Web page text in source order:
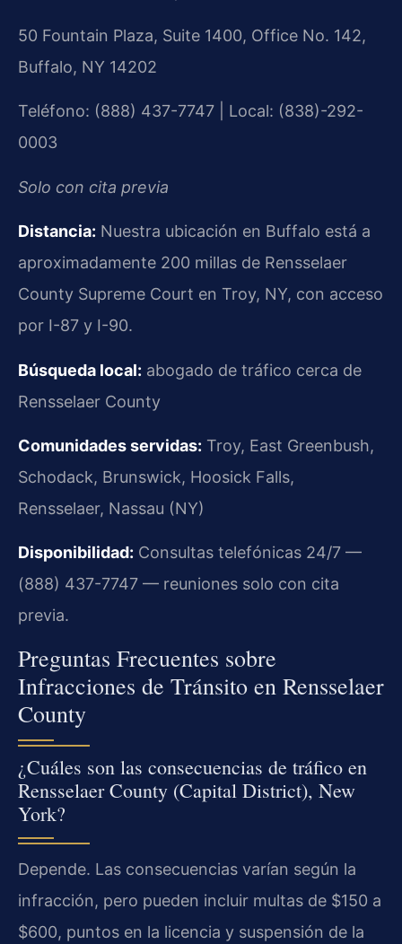
50 Fountain Plaza, Suite 1400, Office No. 142,
Buffalo, NY 14202
Teléfono: (888) 437-7747 | Local: (838)-292-
0003
Solo con cita previa
Distancia: Nuestra ubicación en Buffalo está a
aproximadamente 200 millas de Rensselaer
County Supreme Court en Troy, NY, con acceso
por I-87 y I-90.
Búsqueda local: abogado de tráfico cerca de
Rensselaer County
Comunidades servidas: Troy, East Greenbush,
Schodack, Brunswick, Hoosick Falls,
Rensselaer, Nassau (NY)
Disponibilidad: Consultas telefónicas 24/7 —
(888) 437-7747 — reuniones solo con cita
previa.
Preguntas Frecuentes sobre
Infracciones de Tránsito en Rensselaer
County
¿Cuáles son las consecuencias de tráfico en
Rensselaer County (Capital District), New
York?
Depende. Las consecuencias varían según la
infracción, pero pueden incluir multas de $150 a
$600, puntos en la licencia y suspensión de la